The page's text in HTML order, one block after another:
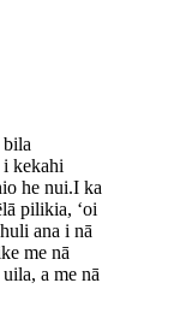
bila
i kekahi
he nui.I ka
pilikia, ʻoi
ana i nā
me nā
a me nā